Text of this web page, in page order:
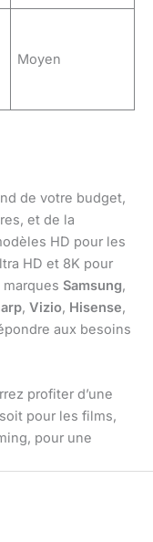
Moyen
de votre budget,
et de la
HD pour les
HD et 8K pour
marques Samsung,
, Vizio, Hisense,
aux besoins
profiter d’une
pour les films,
pour une